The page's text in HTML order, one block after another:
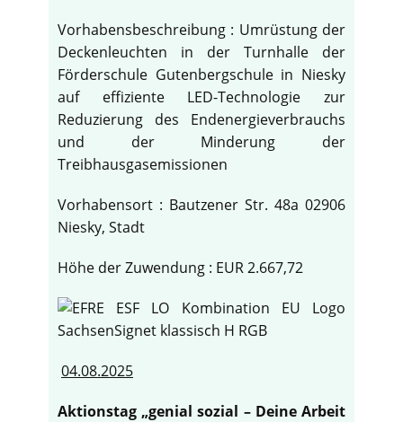
Vorhabensbeschreibung : Umrüstung der
Deckenleuchten in der Turnhalle der
Förderschule Gutenbergschule in Niesky
auf effiziente LED-Technologie zur
Reduzierung des Endenergieverbrauchs
und der Minderung der
Treibhausgasemissionen
Vorhabensort : Bautzener Str. 48a 02906
Niesky, Stadt
Höhe der Zuwendung : EUR 2.667,72
04.08.2025
Aktionstag „genial sozial – Deine Arbeit